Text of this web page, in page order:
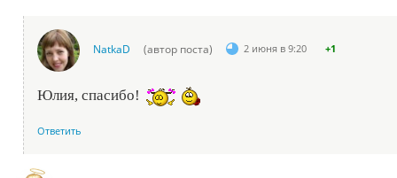
NatkaD (автор поста) 2 июня в 9:20 +1
Юлия, спасибо!
Ответить